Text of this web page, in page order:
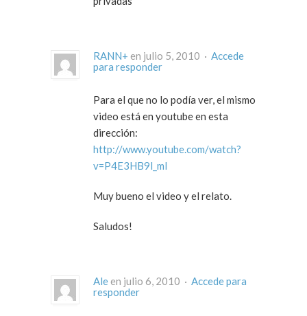
RANN+ en julio 5, 2010 · Accede
para responder
Para el que no lo podía ver, el mismo
video está en youtube en esta
dirección:
http://www.youtube.com/watch?
v=P4E3HB9l_mI
Muy bueno el video y el relato.
Saludos!
Ale en julio 6, 2010 · Accede para
responder